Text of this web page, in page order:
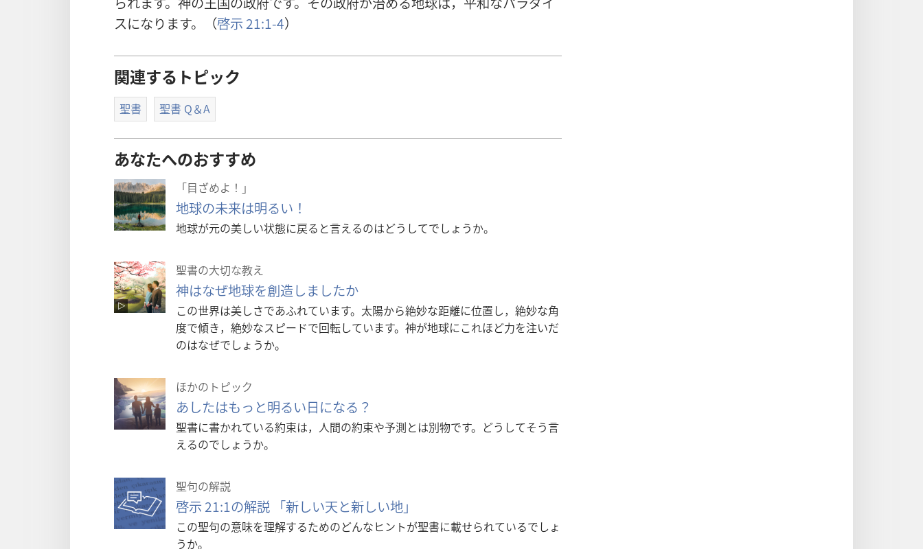
スになります。（啓示21:1-4）
関連するトピック
聖書 聖書 Q＆A
あなたへのおすすめ
「目ざめよ！」
地球の未来は明るい！
地球が元の美しい状態に戻ると言えるのはどうしてでしょうか。
聖書の大切な教え
神はなぜ地球を創造しましたか
この世界は美しさであふれています。太陽から絶妙な距離に位置し，絶妙な角
度で傾き，絶妙なスピードで回転しています。神が地球にこれほど力を注いだ
のはなぜでしょうか。
ほかのトピック
あしたはもっと明るい日になる？
聖書に書かれている約束は，人間の約束や予測とは別物です。どうしてそう言
えるのでしょうか。
聖句の解説
啓示 21:1の解説 「新しい天と新しい地」
この聖句の意味を理解するためのどんなヒントが聖書に載せられているでしょ
うか。